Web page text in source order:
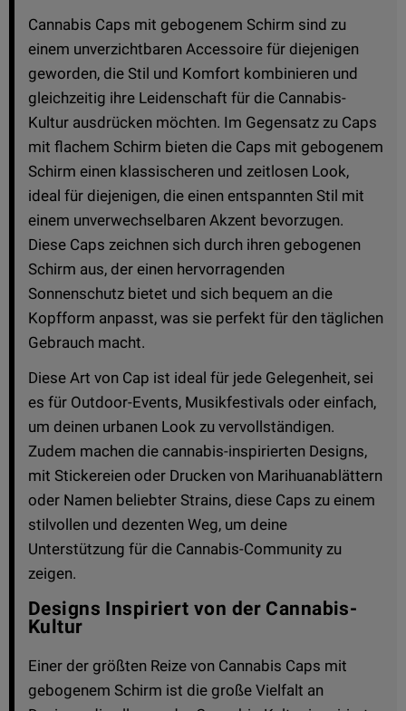
Cannabis Caps mit gebogenem Schirm sind zu
einem unverzichtbaren Accessoire für diejenigen
geworden, die Stil und Komfort kombinieren und
gleichzeitig ihre Leidenschaft für die Cannabis-
Kultur ausdrücken möchten. Im Gegensatz zu Caps
mit flachem Schirm bieten die Caps mit gebogenem
Schirm einen klassischeren und zeitlosen Look,
ideal für diejenigen, die einen entspannten Stil mit
einem unverwechselbaren Akzent bevorzugen.
Diese Caps zeichnen sich durch ihren gebogenen
Schirm aus, der einen hervorragenden
Sonnenschutz bietet und sich bequem an die
Kopfform anpasst, was sie perfekt für den täglichen
Gebrauch macht.
Diese Art von Cap ist ideal für jede Gelegenheit, sei
es für Outdoor-Events, Musikfestivals oder einfach,
um deinen urbanen Look zu vervollständigen.
Zudem machen die cannabis-inspirierten Designs,
mit Stickereien oder Drucken von Marihuanablättern
oder Namen beliebter Strains, diese Caps zu einem
stilvollen und dezenten Weg, um deine
Unterstützung für die Cannabis-Community zu
zeigen.
Designs Inspiriert von der Cannabis-
Kultur
Einer der größten Reize von Cannabis Caps mit
gebogenem Schirm ist die große Vielfalt an